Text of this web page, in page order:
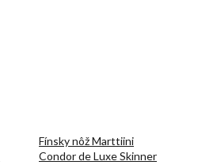
Fínsky nôž Marttiini
Condor de Luxe Skinner